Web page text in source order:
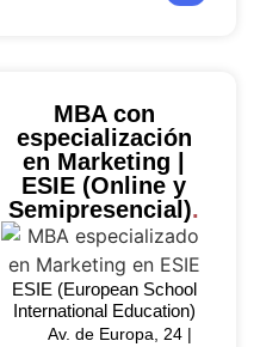
MBA con
especialización
en Marketing |
ESIE (Online y
Semipresencial).
ESIE (European School
International Education)
Av. de Europa, 24 |